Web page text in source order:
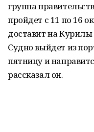
группа
пройдет с 11 по 16
доставит на
Судно выйдет из
пятницу и
рассказал он.